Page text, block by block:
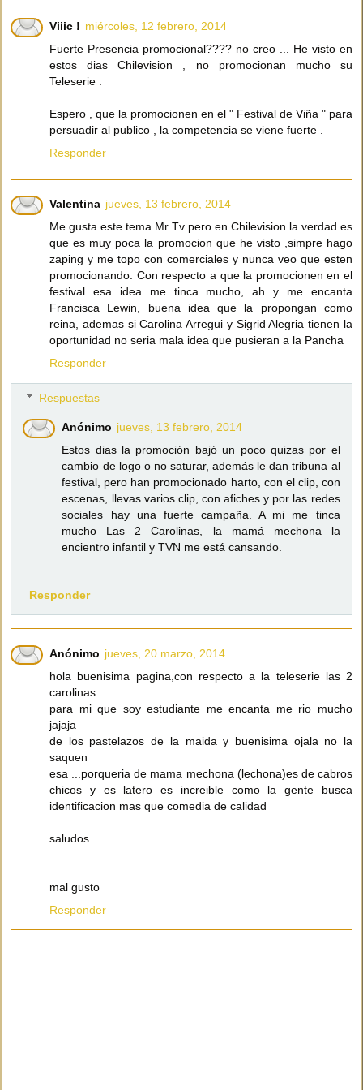
Viiic ! miércoles, 12 febrero, 2014
Fuerte Presencia promocional???? no creo ... He visto en
estos dias Chilevision , no promocionan mucho su
Teleserie .
Espero , que la promocionen en el " Festival de Viña " para
persuadir al publico , la competencia se viene fuerte .
Responder
Valentina jueves, 13 febrero, 2014
Me gusta este tema Mr Tv pero en Chilevision la verdad es
que es muy poca la promocion que he visto ,simpre hago
zaping y me topo con comerciales y nunca veo que esten
promocionando. Con respecto a que la promocionen en el
festival esa idea me tinca mucho, ah y me encanta
Francisca Lewin, buena idea que la propongan como
reina, ademas si Carolina Arregui y Sigrid Alegria tienen la
oportunidad no seria mala idea que pusieran a la Pancha
Responder
Respuestas
Anónimo jueves, 13 febrero, 2014
Estos dias la promoción bajó un poco quizas por el
cambio de logo o no saturar, además le dan tribuna al
festival, pero han promocionado harto, con el clip, con
escenas, llevas varios clip, con afiches y por las redes
sociales hay una fuerte campaña. A mi me tinca
mucho Las 2 Carolinas, la mamá mechona la
encientro infantil y TVN me está cansando.
Responder
Anónimo jueves, 20 marzo, 2014
hola buenisima pagina,con respecto a la teleserie las 2
carolinas
para mi que soy estudiante me encanta me rio mucho
jajaja
de los pastelazos de la maida y buenisima ojala no la
saquen
esa ...porqueria de mama mechona (lechona)es de cabros
chicos y es latero es increible como la gente busca
identificacion mas que comedia de calidad
saludos
mal gusto
Responder